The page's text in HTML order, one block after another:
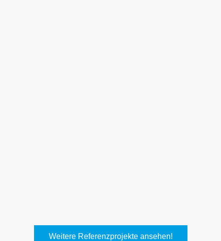
Weitere Referenzprojekte ansehen!